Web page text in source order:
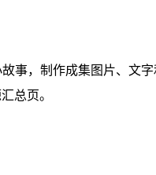
事，制作成集图片、文
总页。